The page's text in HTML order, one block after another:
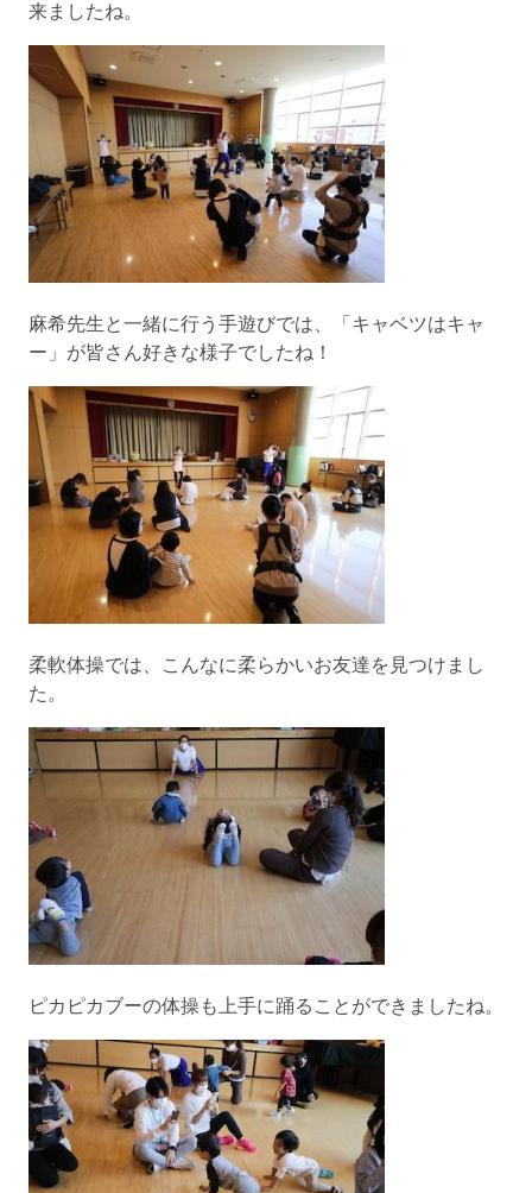
来ましたね。
麻希先生と一緒に行う手遊びでは、「キャベツはキャ
ー」が皆さん好きな様子でしたね！
柔軟体操では、こんなに柔らかいお友達を見つけまし
た。
ピカピカブーの体操も上手に踊ることができましたね。